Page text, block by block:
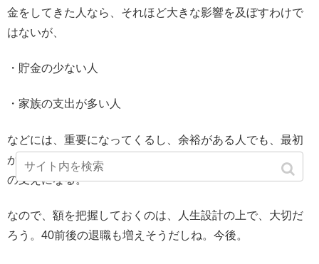
金をしてきた人なら、それほど大きな影響を及ぼすわけで
はないが、
・貯金の少ない人
・家族の支出が多い人
などには、重要になってくるし、余裕がある人でも、最初
から法人化する場合の資本金にしようか、など、色々と心
の支えになる。
なので、額を把握しておくのは、人生設計の上で、大切だ
ろう。40前後の退職も増えそうだしね。今後。